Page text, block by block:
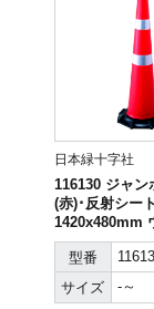
日本緑十字社
116130 ジャン
(赤)･反射シー
1420x480mm
型番
サイズ
-～